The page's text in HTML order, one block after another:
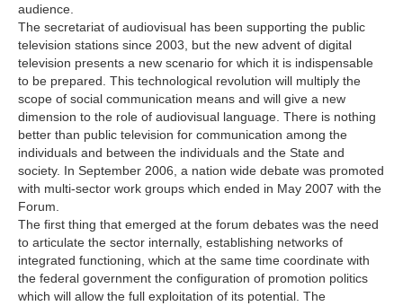
audience.
The secretariat of audiovisual has been supporting the public
television stations since 2003, but the new advent of digital
television presents a new scenario for which it is indispensable
to be prepared. This technological revolution will multiply the
scope of social communication means and will give a new
dimension to the role of audiovisual language. There is nothing
better than public television for communication among the
individuals and between the individuals and the State and
society. In September 2006, a nation wide debate was promoted
with multi-sector work groups which ended in May 2007 with the
Forum.
The first thing that emerged at the forum debates was the need
to articulate the sector internally, establishing networks of
integrated functioning, which at the same time coordinate with
the federal government the configuration of promotion politics
which will allow the full exploitation of its potential. The